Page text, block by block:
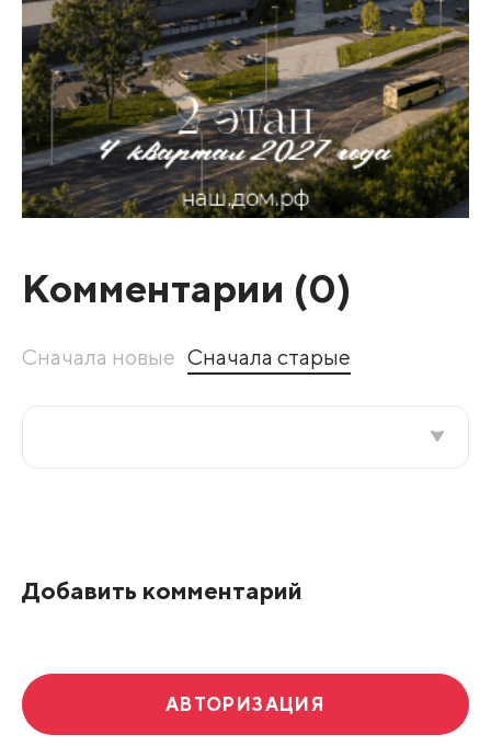
Комментарии (0)
Сначала новые Сначала старые
Добавить комментарий
АВТОРИЗАЦИЯ